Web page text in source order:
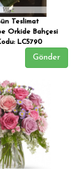
Teslimat
Orkide Bahçesi
LC5790
Gönder